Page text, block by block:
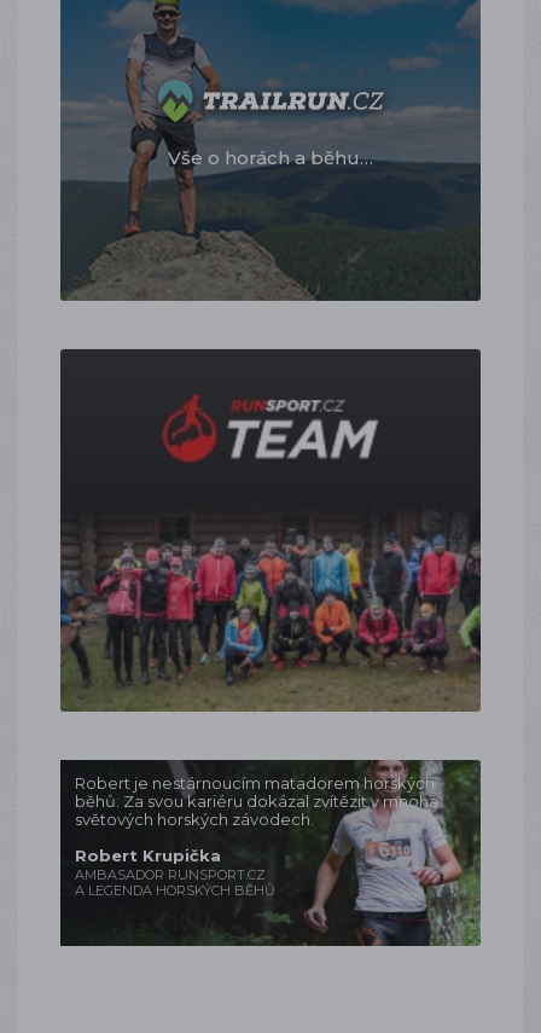
Vše o horách a běhu…
Robert je nestárnoucím matadorem horských
běhů. Za svou kariéru dokázal zvítězit v mnoha
světových horských závodech.
Robert Krupička
AMBASADOR RUNSPORT.CZ
A LEGENDA HORSKÝCH BĚHŮ